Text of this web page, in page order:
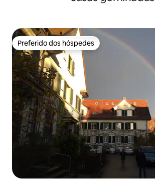
Preferido dos hóspedes
Preferido dos hóspedes